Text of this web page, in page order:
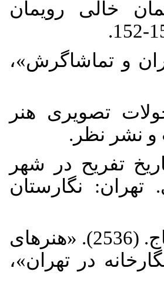
(1352). «دستمان خالی رویمان
«تئاتر ایران و تماشاگرش»،
سیامک. (1395). تحولات تصویری هنر
و نشر نظر.
حامد. (1397). تاریخ تفریح در شهر
تهران: نگارستان
26. شباویز، فلورا و علی‌اصغر محتاج. (2536). «هنرهای
گفتگو با مسئولان 11 نگارخانه در تهران»،